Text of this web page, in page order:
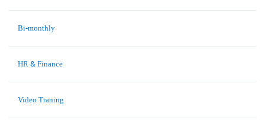
Bi-monthly
HR & Finance
Video Traning